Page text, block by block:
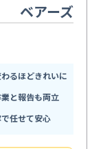
ベアーズ
るほどきれいに
と報告も両立
任せて安心